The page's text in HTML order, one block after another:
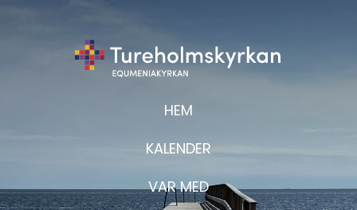
HEM
KALENDER
VAR MED